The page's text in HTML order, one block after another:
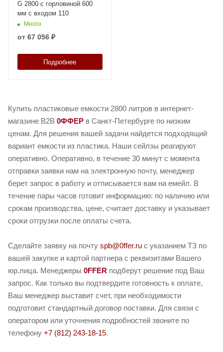
G 2800 с горловиной 600
мм с входом 110
Много
от 67 056 ₽
Подробнее
Купить пластиковые емкости 2800 литров в интернет-
магазине B2B 0ФФЕР в Санкт-Петербурге по низким
ценам. Для решения вашей задачи найдется подходящий
вариант емкости из пластика. Наши сейлзы реагируют
оперативно. Оперативно, в течение 30 минут с момента
отправки заявки нам на электронную почту, менеджер
берет запрос в работу и отписывается вам на емейл. В
течение пары часов готовит информацию: по наличию или
срокам производства, цене, считает доставку и указывает
сроки отгрузки после оплаты счета.
Сделайте заявку на почту spb@0ffer.ru с указанием ТЗ по
вашей закупке и картой партнера с реквизитами Вашего
юр.лица. Менеджеры 0FFER подберут решение под Ваш
запрос. Как только вы подтвердите готовность к оплате,
Ваш менеджер выставит счет, при необходимости
подготовит стандартный договор поставки. Для связи с
оператором или уточнения подробностей звоните по
телефону +7 (812) 243-18-15.